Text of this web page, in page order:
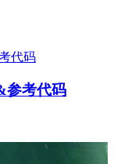
参考代码